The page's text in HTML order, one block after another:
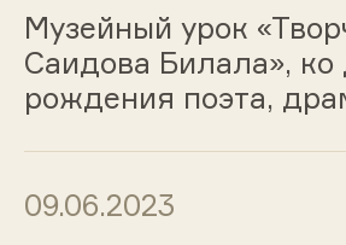
Музейный урок
Саидова Билала»,
рождения поэта,
09.06.2023